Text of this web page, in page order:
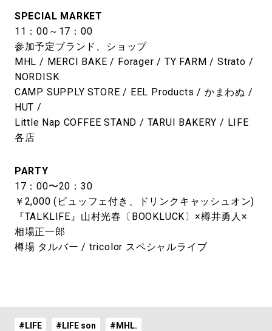
SPECIAL MARKET
11：00～17：00
参加予定ブランド、ショップ
MHL / MERCI BAKE / Forager / TY FARM / Strato /
NORDISK
CAMP SUPPLY STORE / EEL Products / かまわぬ /
HUT /
Little Nap COFFEE STAND / TARUI BAKERY / LIFE
各店
PARTY
17：00〜20：30
￥2,000 (ビュッフェ付き、ドリンクキャッシュオン)
『TALKLIFE』山村光春〔BOOKLUCK〕×樽井勇人×
相場正一郎
樽場 タルバー / tricolor スペシャルライブ
#LIFE #LIFE son #MHL.